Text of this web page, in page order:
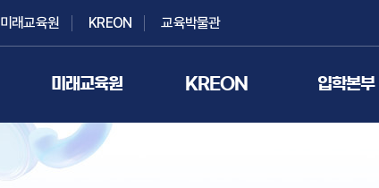
미래교육원 KREON 교육박물관
미래교육원 KREON 입학본부